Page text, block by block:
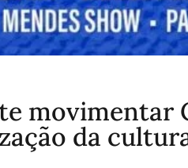
movimentar
da